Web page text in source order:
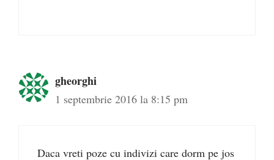
gheorghi
1 septembrie 2016 la 8:15 pm
Daca vreti poze cu indivizi care dorm pe jos